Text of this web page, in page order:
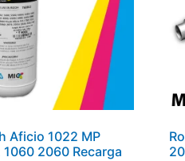
Aficio 1022 MP
2060 Recarga